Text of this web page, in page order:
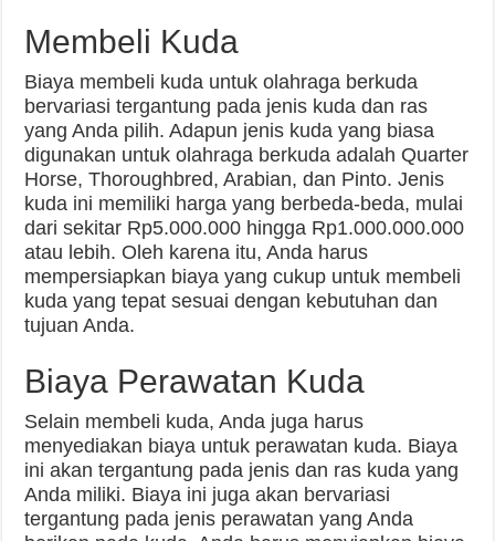
Membeli Kuda
Biaya membeli kuda untuk olahraga berkuda
bervariasi tergantung pada jenis kuda dan ras
yang Anda pilih. Adapun jenis kuda yang biasa
digunakan untuk olahraga berkuda adalah Quarter
Horse, Thoroughbred, Arabian, dan Pinto. Jenis
kuda ini memiliki harga yang berbeda-beda, mulai
dari sekitar Rp5.000.000 hingga Rp1.000.000.000
atau lebih. Oleh karena itu, Anda harus
mempersiapkan biaya yang cukup untuk membeli
kuda yang tepat sesuai dengan kebutuhan dan
tujuan Anda.
Biaya Perawatan Kuda
Selain membeli kuda, Anda juga harus
menyediakan biaya untuk perawatan kuda. Biaya
ini akan tergantung pada jenis dan ras kuda yang
Anda miliki. Biaya ini juga akan bervariasi
tergantung pada jenis perawatan yang Anda